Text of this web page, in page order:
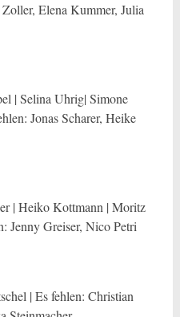
Elena Kummer, Julia
| Selina Uhrig| Simone
Jonas Scharer, Heike
| Heiko Kottmann | Moritz
Jenny Greiser, Nico Petri
| Es fehlen: Christian